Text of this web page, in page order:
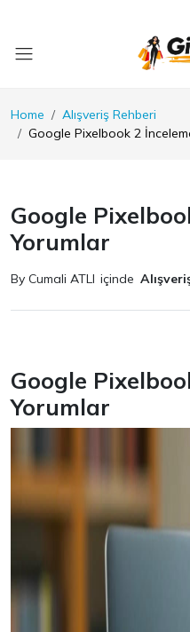
Home
Alışveriş Rehberi
Google Pixelbook 2
Google
Yorumlar
By Cumali ATLI içinde
Google
Yorumlar